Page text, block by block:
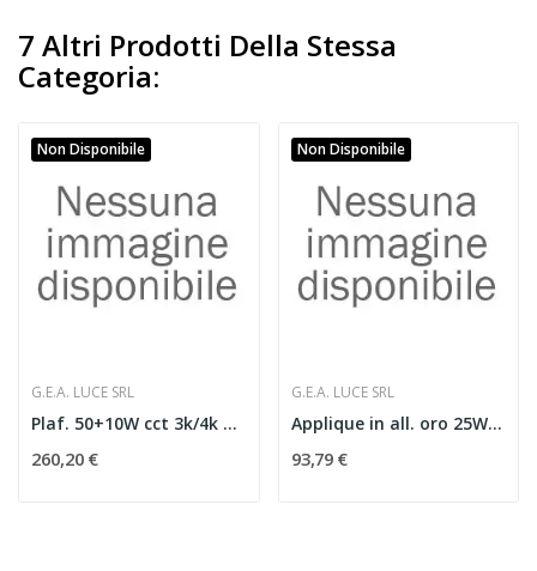
7 Altri Prodotti Della Stessa
Categoria:
Non Disponibile
G.E.A. LUCE SRL
Plaf. 50+10W cct 3k/4k nero
260,20 €
Non Disponibile
G.E.A. LUCE SRL
Applique in all. oro 25W LED
93,79 €